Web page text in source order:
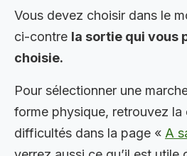
Vous devez choisir dans le
ci-contre la sortie qui vous
choisie.
Pour sélectionner une
forme physique, retrouvez
difficultés dans la page « A